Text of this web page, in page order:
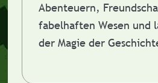
Abenteuern,
fabelhaften Wesen und
der Magie der